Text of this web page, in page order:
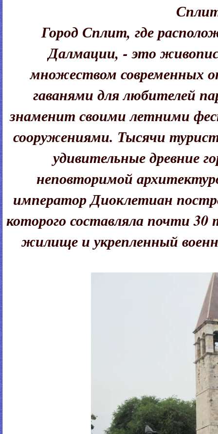
Город Сплит, где
Далмации, - это
множеством современных
гаванями для любителей
знаменит своими летними
сооружениями. Тысячи
удивительные древние
неповторимой
император Диоклетиан
которого составляла почти
жилище и укрепленный